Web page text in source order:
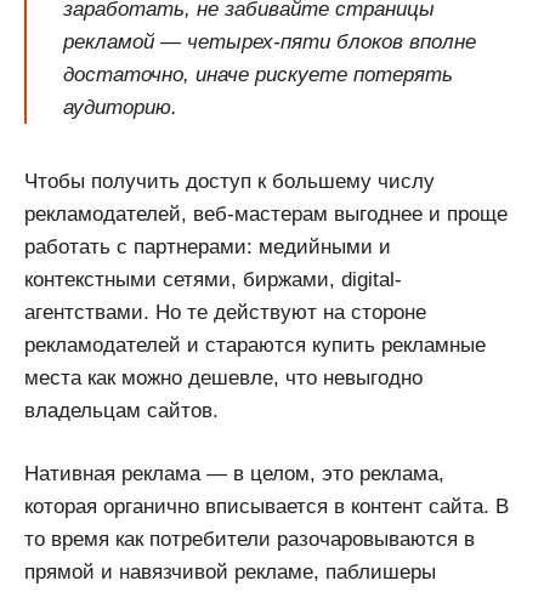
заработать, не забивайте страницы
рекламой — четырех-пяти блоков вполне
достаточно, иначе рискуете потерять
аудиторию.
Чтобы получить доступ к большему числу
рекламодателей, веб-мастерам выгоднее и проще
работать с партнерами: медийными и
контекстными сетями, биржами, digital-
агентствами. Но те действуют на стороне
рекламодателей и стараются купить рекламные
места как можно дешевле, что невыгодно
владельцам сайтов.
Нативная реклама — в целом, это реклама,
которая органично вписывается в контент сайта. В
то время как потребители разочаровываются в
прямой и навязчивой рекламе, паблишеры